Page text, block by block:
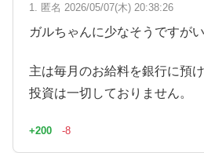
1. 匿名 2026/05/07(木) 20:38:26
ガルちゃんに少なそうですが
主は毎月のお給料を銀行に預
投資は一切しておりません。
+200 -8